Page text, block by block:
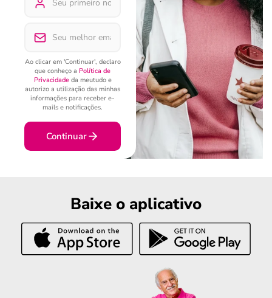
Ao clicar em 'Continuar', declaro
que conheço a Política de
Privacidadeda meutudo e
autorizo a utilização das minhas
informações para receber e-
mails e notificações.
Continuar
Baixe o aplicativo